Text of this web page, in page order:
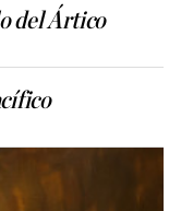
del Ártico